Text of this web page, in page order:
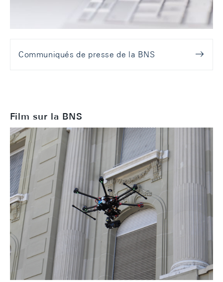
Communiqués de presse de la BNS
Film sur la BNS